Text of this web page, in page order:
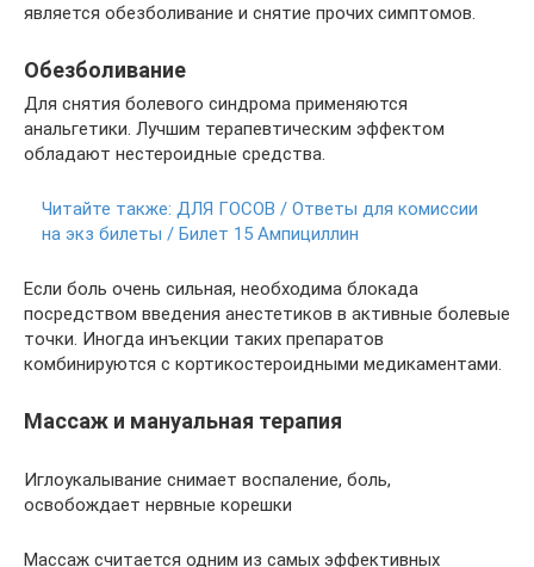
является обезболивание и снятие прочих симптомов.
Обезболивание
Для снятия болевого синдрома применяются
анальгетики. Лучшим терапевтическим эффектом
обладают нестероидные средства.
Читайте также: ДЛЯ ГОСОВ / Ответы для комиссии
на экз билеты / Билет 15 Ампициллин
Если боль очень сильная, необходима блокада
посредством введения анестетиков в активные болевые
точки. Иногда инъекции таких препаратов
комбинируются с кортикостероидными медикаментами.
Массаж и мануальная терапия
Иглоукалывание снимает воспаление, боль,
освобождает нервные корешки
Массаж считается одним из самых эффективных